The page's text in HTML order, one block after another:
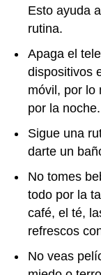
Esto ayuda
rutina.
Apaga el
dispositivos
móvil, por lo
por la noche.
Sigue una
darte un
No tomes
todo por la
café, el té,
refrescos
No veas